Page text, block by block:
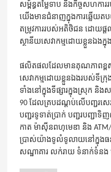
សម្ព័ន្ធតម្លៃទាប និងកិច្ចសហកា
យើងមានជំនាញក្នុងការឆ្លើយ
តម្រូវការរបស់អតិថិជន ដោយ
ស្ថានីយសេវាកម្មដោយខ្លួនឯង
ផលិតផលដែលមានគុណភាពខ្ព
សេវាកម្មដោយខ្លួនឯងរបស់ទីក្
ទាំងនៅក្នុងទីផ្សារក្នុងស្រុក
90 ដែលគ្របដណ្តប់លើបញ្ជរសេវ
បញ្ជរទូទាត់ប្រាក់ បញ្ជរបញ្ជា
កាត ម៉ាស៊ីនពហុមេឌា និង ATM/
ប្រាស់យ៉ាងទូលំទូលាយនៅក្នុងធ
សណ្ឋាគារ លក់រាយ ទំនាក់ទំនង